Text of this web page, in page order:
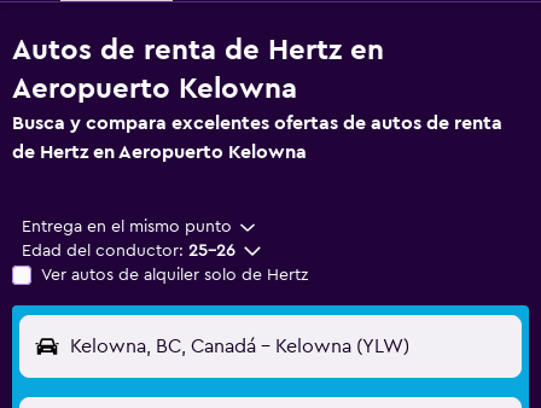
Autos de renta de Hertz en
Aeropuerto Kelowna
Busca y compara excelentes ofertas de autos de renta
de Hertz en Aeropuerto Kelowna
Entrega en el mismo punto
Edad del conductor: 25-26
Ver autos de alquiler solo de Hertz
Kelowna, BC, Canadá - Kelowna (YLW)